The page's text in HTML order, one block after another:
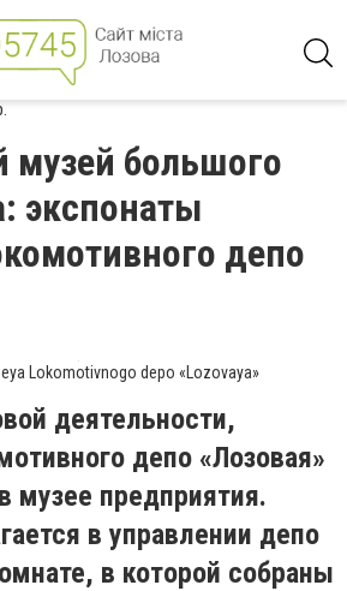
музей большого
экспонаты
депо
Lokomotivnogo depo «Lozovaya»
деятельности,
депо «Лозовая»
музее предприятия.
в управлении депо
в которой собраны